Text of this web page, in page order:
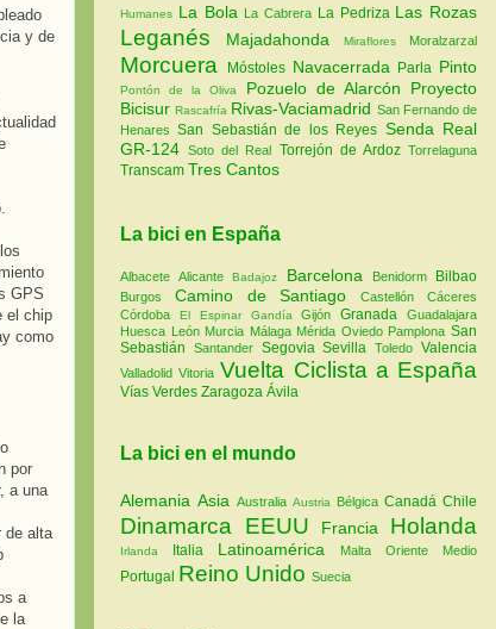
y de
GPS
el chip
como
por
a una
de alta
a
la
Humanes La Bola La Cabrera La Pedriza Las Rozas
Leganés Majadahonda Miraflores Moralzarzal
Morcuera Móstoles Navacerrada Parla Pinto
Pontón de la Oliva Pozuelo de Alarcón Proyecto
BicisurRascafría Rivas-Vaciamadrid San Fernando de
HenaresSan Sebastián de los Reyes Senda Real
GR-124Soto del Real Torrejón de ArdozTorrelaguna
Transcam Tres Cantos
La bici en España
AlbaceteAlicanteBadajoz Barcelona Benidorm Bilbao
Burgos Camino de SantiagoCastellónCáceres
Córdoba El Espinar GandíaGijónGranadaGuadalajara
Huesca León Murcia Málaga Mérida Oviedo PamplonaSan
Sebastián Santander SegoviaSevillaToledoValencia
ValladolidVitoria Vuelta Ciclista a España
Vías Verdes Zaragoza Ávila
La bici en el mundo
Alemania Asia Australia Austria Bélgica Canadá Chile
Dinamarca EEUU Francia Holanda
Irlanda Italia Latinoamérica Malta Oriente Medio
Portugal Reino Unido Suecia